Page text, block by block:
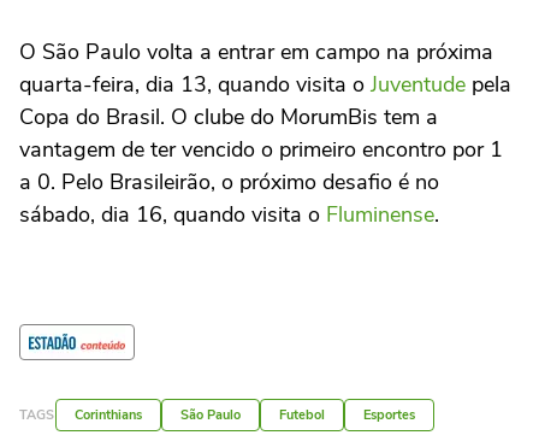
O São Paulo volta a entrar em campo na próxima
quarta-feira, dia 13, quando visita o Juventude pela
Copa do Brasil. O clube do MorumBis tem a
vantagem de ter vencido o primeiro encontro por 1
a 0. Pelo Brasileirão, o próximo desafio é no
sábado, dia 16, quando visita o Fluminense.
TAGS Corinthians São Paulo Futebol Esportes